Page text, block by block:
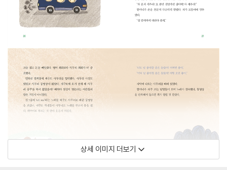
상세 이미지 더보기